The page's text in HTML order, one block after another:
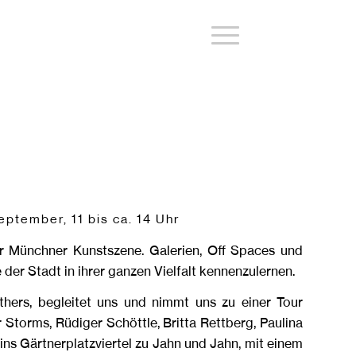
11 bis ca. 14 Uhr
Kunstszene. Galerien, Off Spaces und
Stadt in ihrer ganzen Vielfalt kennenzulernen.
begleitet uns und nimmt uns zu einer Tour
Rüdiger Schöttle, Britta Rettberg, Paulina
Gärtnerplatzviertel zu Jahn und Jahn, mit einem